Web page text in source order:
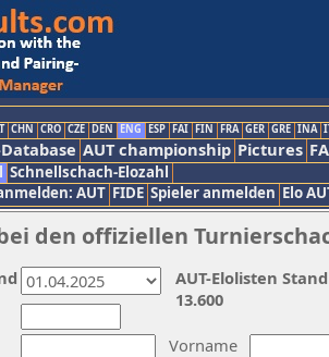
CHN CRO CZE DEN ENG ESP FAI FIN FRA GER GRE INA
AUT championship Pictures
Schnellschach-Elozahl
AUT FIDE Spieler anmelden Elo
den offiziellen
Vorname
AUT-Elolisten
13.600